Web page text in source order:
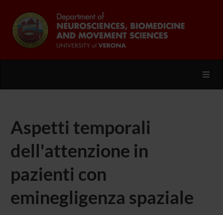
Aspetti temporali
dell'attenzione in
pazienti con
eminegligenza spaziale